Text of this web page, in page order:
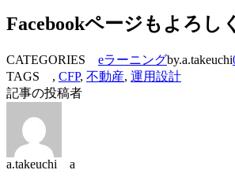
Facebookページもよろし
CATEGORIES eラーニングby.a.takeuchi
TAGS , CFP, 不動産, 運用設計
記事の投稿者
a.takeuchi a